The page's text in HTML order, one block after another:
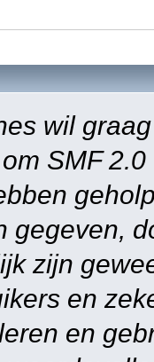
wil
SMF
gegeven,
zijn
en
en